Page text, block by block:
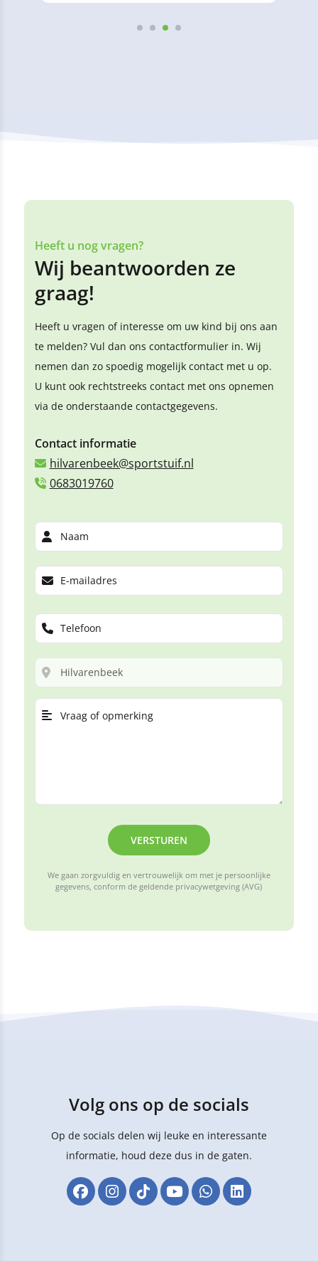
Heeft u nog vragen?
Wij beantwoorden ze
graag!
Heeft u vragen of interesse om uw kind bij ons aan
te melden? Vul dan ons contactformulier in. Wij
nemen dan zo spoedig mogelijk contact met u op.
U kunt ook rechtstreeks contact met ons opnemen
via de onderstaande contactgegevens.
Contact informatie
hilvarenbeek@sportstuif.nl
0683019760
VERSTUREN
We gaan zorgvuldig en vertrouwelijk om met je persoonlijke
gegevens, conform de geldende privacywetgeving (AVG)
Volg ons op de socials
Op de socials delen wij leuke en interessante
informatie, houd deze dus in de gaten.